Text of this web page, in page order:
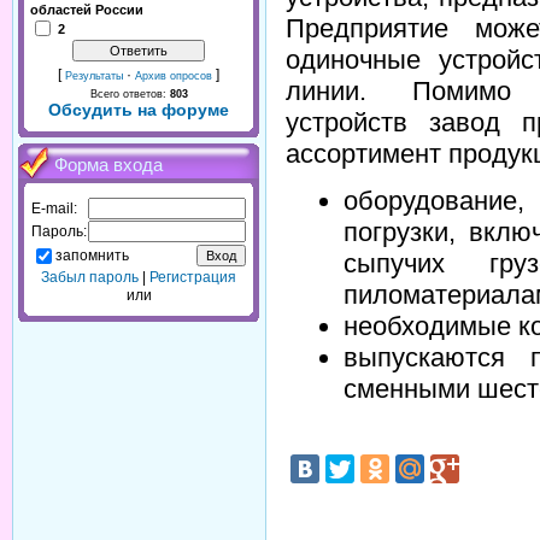
областей России
2
[ Результаты · Архив опросов ]
Всего ответов: 803
Обсудить на форуме
Форма входа
E-mail:
Пароль:
запомнить
Забыл пароль
Регистрация
или
Предприятие
одиночные
линии. Помимо
устройств завод
ассортимент
погрузки,
сыпучих
необходимые
сменными